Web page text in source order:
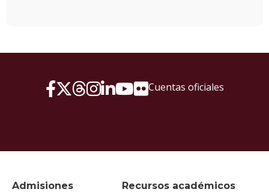
Admisiones Recursos académicos
Cuentas oficiales